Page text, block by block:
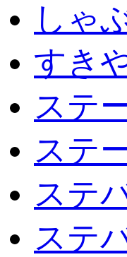
しゃ
すき
ステ
ステ
ステ
ステ